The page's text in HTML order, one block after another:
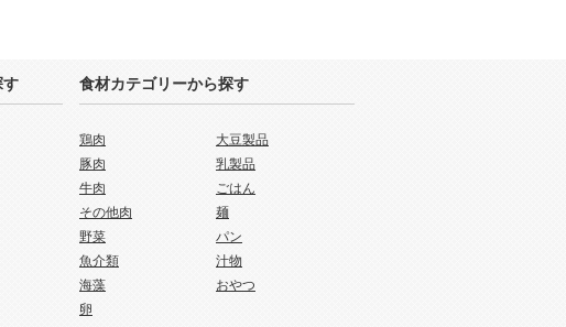
す 食材カテゴリーから探す
鶏肉
豚肉
牛肉
その他肉
野菜
魚介類
海藻
卵
大豆製品
乳製品
ごはん
麺
パン
汁物
おやつ